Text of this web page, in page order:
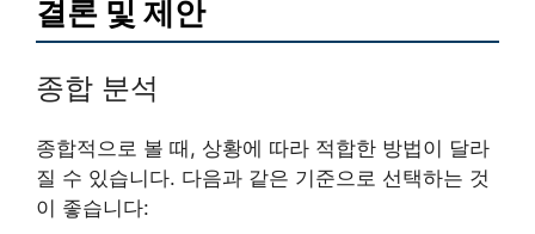
결론 및 제안
종합 분석
종합적으로 볼 때, 상황에 따라 적합한 방법이 달라
질 수 있습니다. 다음과 같은 기준으로 선택하는 것
이 좋습니다: